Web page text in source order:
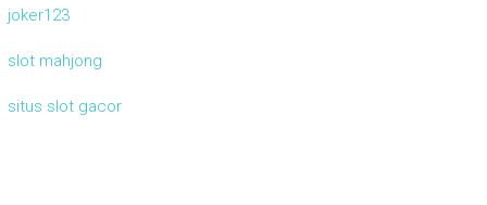
joker123
slot mahjong
situs slot gacor